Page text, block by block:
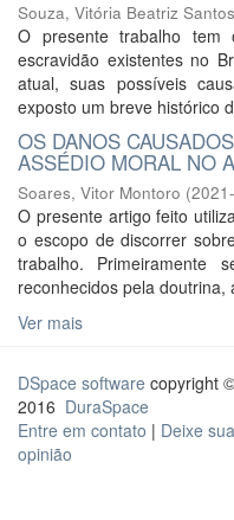
Souza, Vitória Beatriz
O presente trabalho
escravidão existentes no
atual, suas possíveis
exposto um breve histórico
OS DANOS
ASSÉDIO MORAL NO
Soares, Vitor Montoro (
O presente artigo feito
o escopo de discorrer
trabalho. Primeiramente
reconhecidos pela doutrina,
Ver mais
DSpace software copyright
2016 DuraSpace
Entre em contato | Deixe sua
opinião